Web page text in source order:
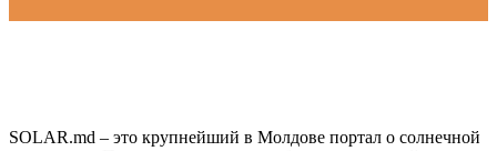
SOLAR.md – это крупнейший в Молдове портал о солнечной